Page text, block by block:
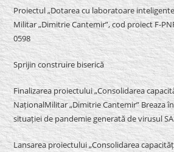
Proiectul „Dotarea cu laboratoare
Militar „Dimitrie Cantemir”, cod proiect F-
0598
Sprijin construire biserică
Finalizarea proiectului „Consolidarea
NaționalMilitar „Dimitrie Cantemir” Breaza
situației de pandemie generată de virusul
Lansarea proiectului „Consolidarea